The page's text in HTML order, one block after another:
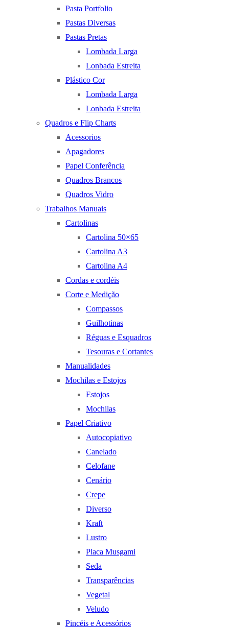
Pasta Portfolio
Pastas Diversas
Pastas Pretas
Lombada Larga
Lonbada Estreita
Plástico Cor
Lombada Larga
Lonbada Estreita
Quadros e Flip Charts
Acessorios
Apagadores
Papel Conferência
Quadros Brancos
Quadros Vidro
Trabalhos Manuais
Cartolinas
Cartolina 50×65
Cartolina A3
Cartolina A4
Cordas e cordéis
Corte e Medição
Compassos
Guilhotinas
Réguas e Esquadros
Tesouras e Cortantes
Manualidades
Mochilas e Estojos
Estojos
Mochilas
Papel Criativo
Autocopiativo
Canelado
Celofane
Cenário
Crepe
Diverso
Kraft
Lustro
Placa Musgami
Seda
Transparências
Vegetal
Veludo
Pincéis e Acessórios